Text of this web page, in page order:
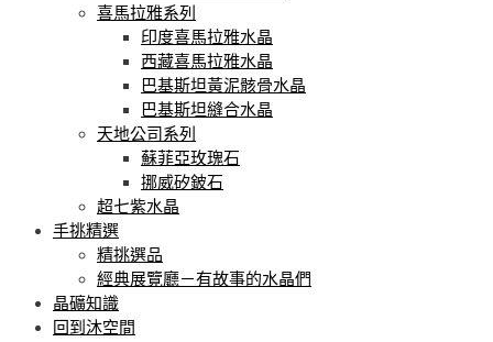
喜馬拉雅系列
印度喜馬拉雅水晶
西藏喜馬拉雅水晶
巴基斯坦黃泥骸骨水晶
巴基斯坦縫合水晶
天地公司系列
蘇菲亞玫瑰石
挪威矽鈹石
超七紫水晶
手挑精選
精挑選品
經典展覽廳－有故事的水晶們
晶礦知識
回到沐空間